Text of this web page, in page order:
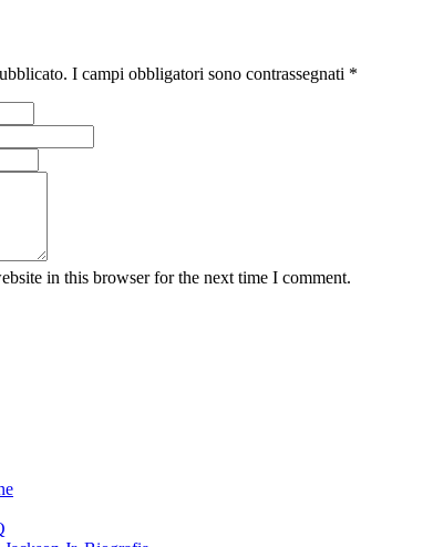
I campi obbligatori sono contrassegnati *
in this browser for the next time I comment.